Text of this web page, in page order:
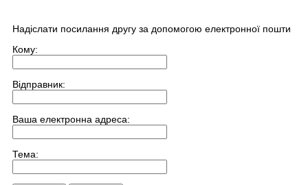
Надіслати посилання другу за допомогою електронної пошти
Кому:
Відправник:
Ваша електронна адреса:
Тема: